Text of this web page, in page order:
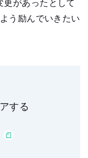
う励んでいきたい
する